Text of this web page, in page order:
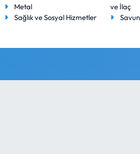
Metal
ve İlaç
Sağlık ve Sosyal Hizmetler